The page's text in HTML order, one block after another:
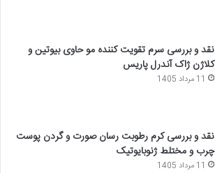
نقد و بررسی سرم تقویت کننده مو حاوی بیوتین و
کلاژن ژاک آندرل پاریس
11 مرداد 1405
نقد و بررسی کرم رطوبت رسان صورت و گردن پوست
چرب و مختلط ژنوبایوتیک
11 مرداد 1405